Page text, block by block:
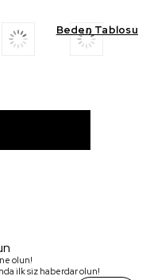
Beden Tablosu
olun!
ilk siz haberdar olun!